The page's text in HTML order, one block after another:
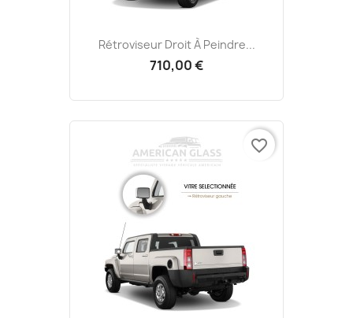
Rétroviseur Droit À Peindre...
710,00 €
favorite_border